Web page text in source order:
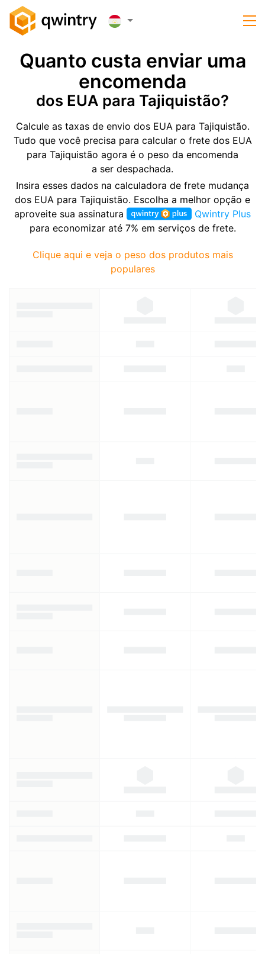
Quanto custa enviar uma
encomenda
dos EUA para Tajiquistão?
Calcule as taxas de envio dos EUA para Tajiquistão.
Tudo que você precisa para calcular o frete dos EUA
para Tajiquistão agora é o peso da encomenda
a ser despachada.
Insira esses dados na calculadora de frete mudança
dos EUA para Tajiquistão. Escolha a melhor opção e
aproveite sua assinatura
Qwintry Plus
para economizar até 7% em serviços de frete.
Clique aqui e veja o peso dos produtos mais
populares